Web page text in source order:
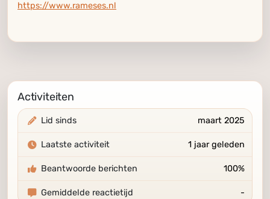
https://www.rameses.nl
Activiteiten
Lid sinds maart 2025
Laatste activiteit 1 jaar geleden
Beantwoorde berichten 100%
Gemiddelde reactietijd -